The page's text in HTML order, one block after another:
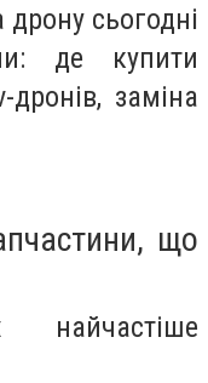
сьогодні
де купити
заміна
що